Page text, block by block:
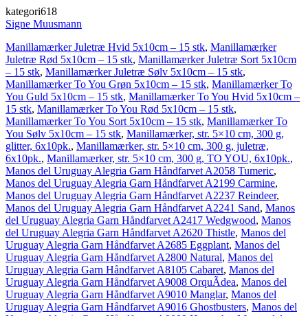
kategori618
Signe Muusmann
Manillamærker Juletræ Hvid 5x10cm – 15 stk, Manillamærker
Juletræ Rød 5x10cm – 15 stk, Manillamærker Juletræ Sort 5x10cm
– 15 stk, Manillamærker Juletræ Sølv 5x10cm – 15 stk,
Manillamærker To You Grøn 5x10cm – 15 stk, Manillamærker To
You Guld 5x10cm – 15 stk, Manillamærker To You Hvid 5x10cm –
15 stk, Manillamærker To You Rød 5x10cm – 15 stk,
Manillamærker To You Sort 5x10cm – 15 stk, Manillamærker To
You Sølv 5x10cm – 15 stk, Manillamærker, str. 5×10 cm, 300 g,
glitter, 6x10pk., Manillamærker, str. 5×10 cm, 300 g, juletræ,
6x10pk., Manillamærker, str. 5×10 cm, 300 g, TO YOU, 6x10pk.,
Manos del Uruguay Alegria Garn Håndfarvet A2058 Tumeric,
Manos del Uruguay Alegria Garn Håndfarvet A2199 Carmine,
Manos del Uruguay Alegria Garn Håndfarvet A2237 Reindeer,
Manos del Uruguay Alegria Garn Håndfarvet A2241 Sand, Manos
del Uruguay Alegria Garn Håndfarvet A2417 Wedgwood, Manos
del Uruguay Alegria Garn Håndfarvet A2620 Thistle, Manos del
Uruguay Alegria Garn Håndfarvet A2685 Eggplant, Manos del
Uruguay Alegria Garn Håndfarvet A2800 Natural, Manos del
Uruguay Alegria Garn Håndfarvet A8105 Cabaret, Manos del
Uruguay Alegria Garn Håndfarvet A9008 OrquÃ­dea, Manos del
Uruguay Alegria Garn Håndfarvet A9010 Manglar, Manos del
Uruguay Alegria Garn Håndfarvet A9016 Ghostbusters, Manos del